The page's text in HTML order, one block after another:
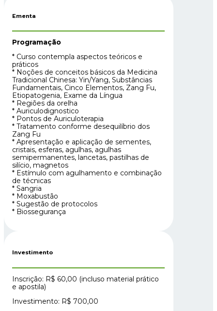
Ementa
Programação
* Curso contempla aspectos teóricos e
práticos
* Noções de conceitos básicos da Medicina
Tradicional Chinesa: Yin/Yang, Substâncias
Fundamentais, Cinco Elementos, Zang Fu,
Etiopatogenia, Exame da Língua
* Regiões da orelha
* Auriculodignostico
* Pontos de Auriculoterapia
* Tratamento conforme desequilíbrio dos
Zang Fu
* Apresentação e aplicação de sementes,
cristais, esferas, agulhas, agulhas
semipermanentes, lancetas, pastilhas de
silício, magnetos
* Estímulo com agulhamento e combinação
de técnicas
* Sangria
* Moxabustão
* Sugestão de protocolos
* ⁠Biossegurança
Investimento
Inscrição: R$ 60,00 (incluso material prático
e apostila)
Investimento: R$ 700,00